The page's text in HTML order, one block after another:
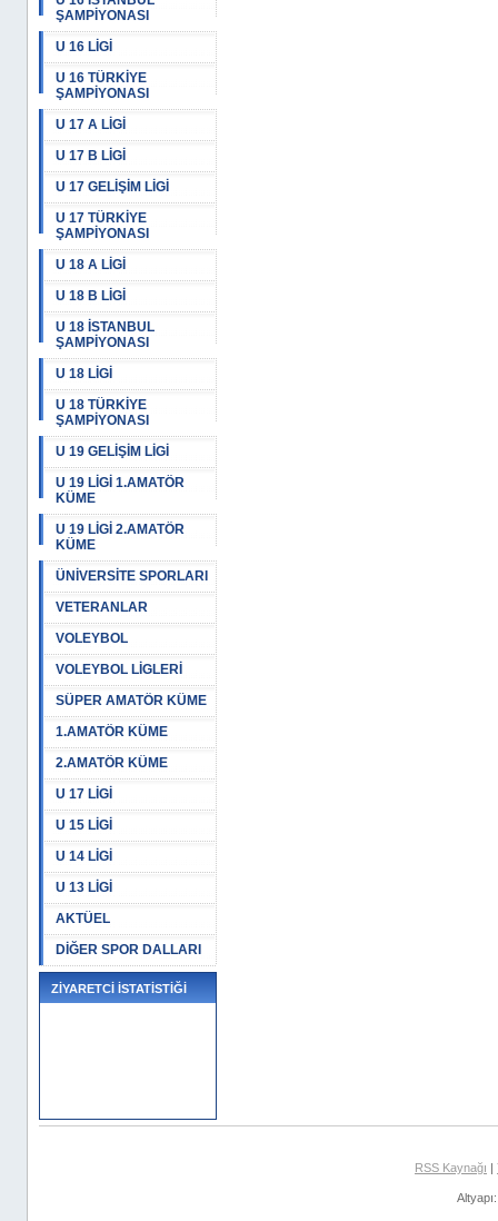
ŞAMPİYONASI
U 16 LİGİ
U 16 TÜRKİYE
ŞAMPİYONASI
U 17 A LİGİ
U 17 B LİGİ
U 17 GELİŞİM LİGİ
U 17 TÜRKİYE
ŞAMPİYONASI
U 18 A LİGİ
U 18 B LİGİ
U 18 İSTANBUL
ŞAMPİYONASI
U 18 LİGİ
U 18 TÜRKİYE
ŞAMPİYONASI
U 19 GELİŞİM LİGİ
U 19 LİGİ 1.AMATÖR
KÜME
U 19 LİGİ 2.AMATÖR
KÜME
ÜNİVERSİTE SPORLARI
VETERANLAR
VOLEYBOL
VOLEYBOL LİGLERİ
SÜPER AMATÖR KÜME
1.AMATÖR KÜME
2.AMATÖR KÜME
U 17 LİGİ
U 15 LİGİ
U 14 LİGİ
U 13 LİGİ
AKTÜEL
DİĞER SPOR DALLARI
ZİYARETCİ İSTATİSTİĞİ
RSS Kaynağı |